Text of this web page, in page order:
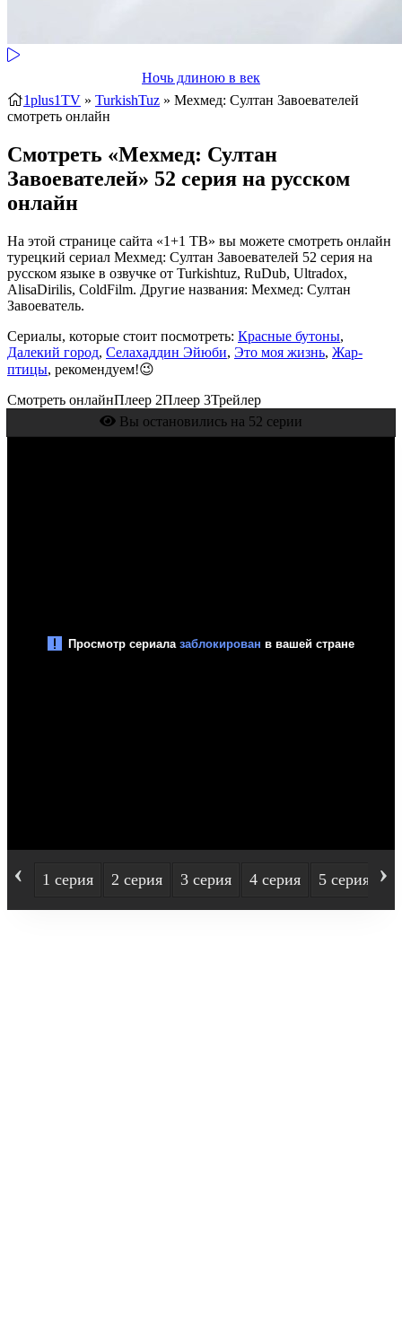
Ночь длиною в век
1plus1TV » TurkishTuz » Мехмед: Султан Завоевателей
смотреть онлайн
Смотреть «Мехмед: Султан
Завоевателей» 52 серия на русском
онлайн
На этой странице сайта «1+1 ТВ» вы можете смотреть онлайн
турецкий сериал Мехмед: Султан Завоевателей 52 серия на
русском языке в озвучке от Turkishtuz, RuDub, Ultradox,
AlisaDirilis, ColdFilm. Другие названия: Мехмед: Султан
Завоеватель.
Сериалы, которые стоит посмотреть: Красные бутоны,
Далекий город, Селахаддин Эйюби, Это моя жизнь, Жар-
птицы, рекомендуем!😉
Смотреть онлайнПлеер 2Плеер 3Трейлер
Вы остановились на 52 серии
‹ 1 серия 2 серия 3 серия 4 серия 5 серия ›